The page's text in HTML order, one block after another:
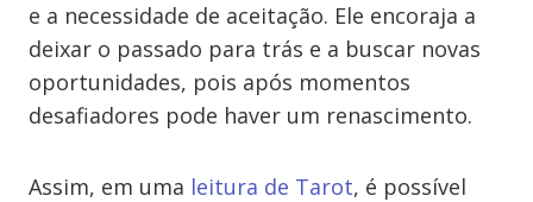
e a necessidade de aceitação. Ele encoraja a
deixar o passado para trás e a buscar novas
oportunidades, pois após momentos
desafiadores pode haver um renascimento.
Assim, em uma leitura de Tarot, é possível